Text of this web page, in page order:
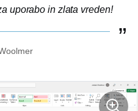
uporabo in zlata vreden!